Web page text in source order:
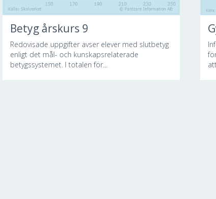
Betyg årskurs 9
Redovisade uppgifter avser elever med slutbetyg
enligt det mål- och kunskapsrelaterade
betygssystemet. I totalen för...